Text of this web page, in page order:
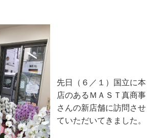
先日（６／１）国立に本
店のあるＭＡＳＴ真商事
さんの新店舗に訪問させ
ていただいてきました。